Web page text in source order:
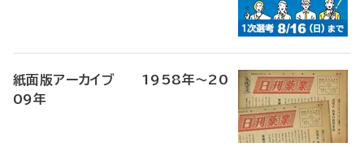
紙面版アーカイブ 1958年～20
09年